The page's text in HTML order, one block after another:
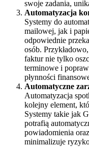
swoje zadania,
Automatyzacja
Systemy do
mailowej, jak i
odpowiednie
osób.
faktur nie tylko
terminowe i
płynności
Automatyczne
Automatyzacja
kolejny element,
Systemy takie jak
potrafią
powiadomienia
minimalizuje